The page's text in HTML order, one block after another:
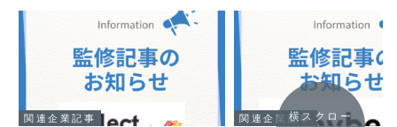
関連企業記事 関連企業記事横スクロー